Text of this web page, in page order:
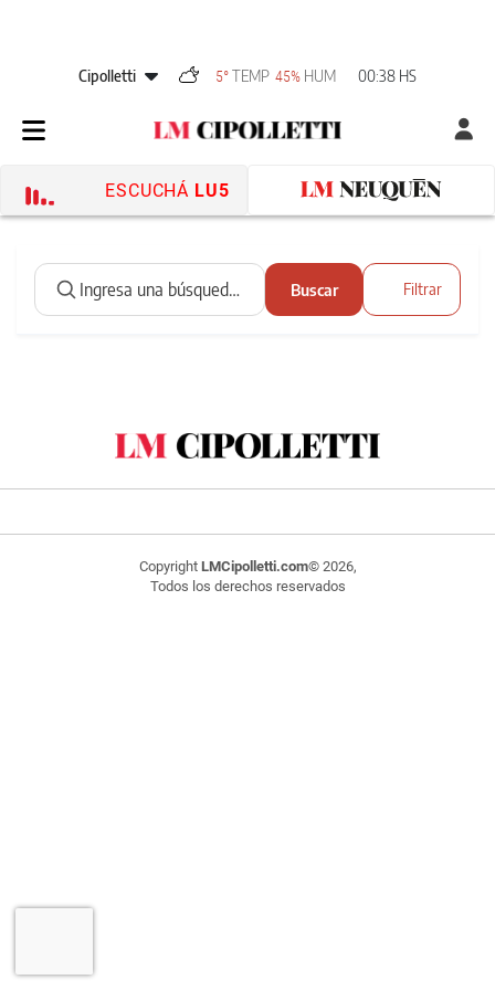
Cipolletti 5° TEMP 45% HUM 00:38 HS
ESCUCHÁ LU5
Buscar Filtrar
Copyright LMCipolletti.com© 2026,
Todos los derechos reservados